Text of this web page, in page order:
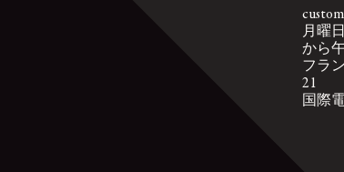
月曜
から
フラ
21
国際